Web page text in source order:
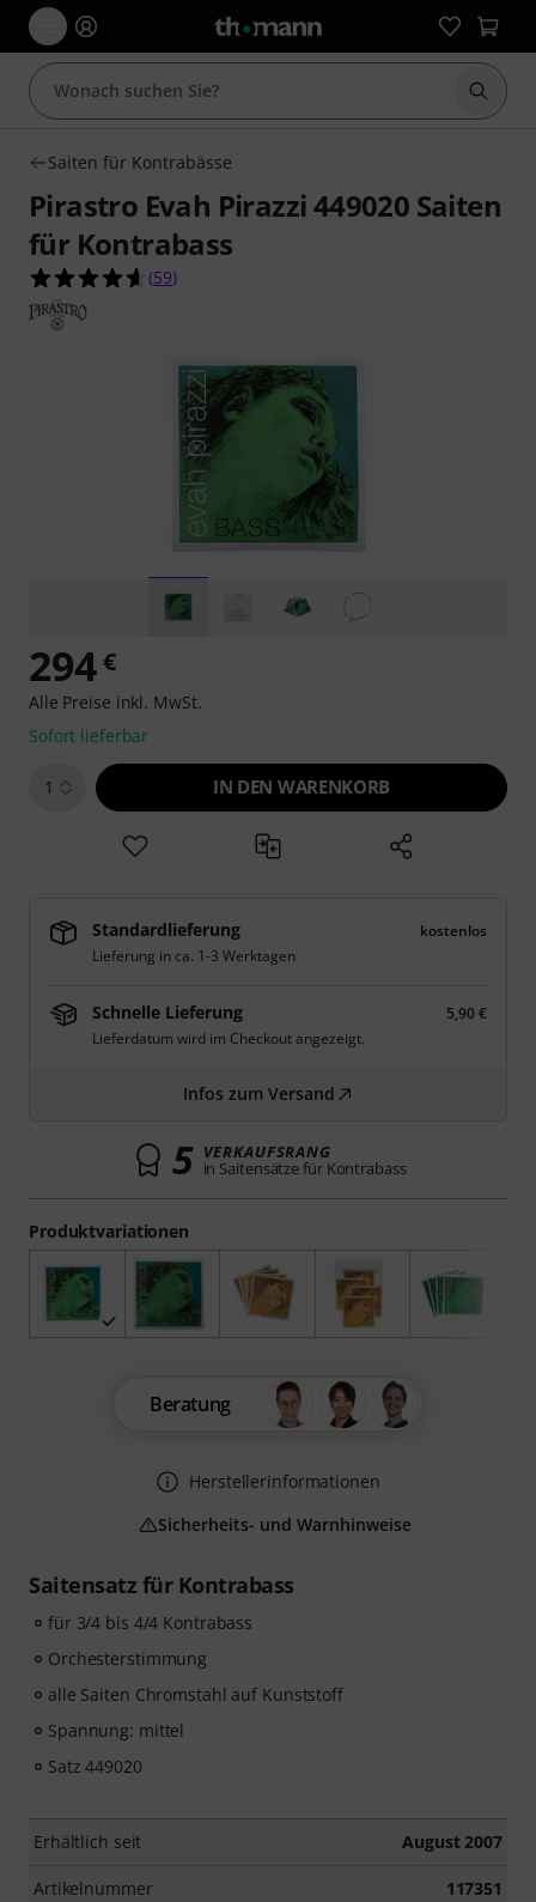
Suche
Saiten für Kontrabässe
Pirastro Evah Pirazzi 449020 Saiten
für Kontrabass
4.6 von 5 Sternen aus 59 Kundenbewertungen
(59)
Saitensatz für Kontrabass
für 3/4 bis 4/4 Kontrabass
Orchesterstimmung
alle Saiten Chromstahl auf Kunststoff
Spannung: mittel
Satz 449020
Erhältlich seit August 2007
Artikelnummer 117351
Produktvariationen
294€
Alle Preise inkl. MwSt.
Sofort lieferbar
1 IN DEN WARENKORB
Standardlieferung
kostenlos
Lieferung in ca. 1-3 Werktagen
Schnelle Lieferung
5,90 €
Lieferdatum wird im Checkout angezeigt.
Infos zum Versand
5 VERKAUFSRANG
in Saitensätze für Kontrabass
Beratung
Herstellerinformationen
Sicherheits- und Warnhinweise